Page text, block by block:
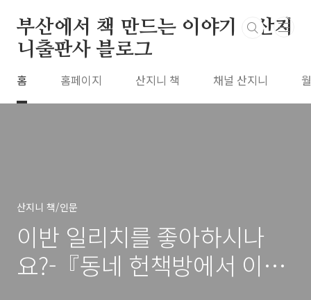
부산에서 책 만드는 이야기 : 산지
니출판사 블로그
홈 홈페이지 산지니 책 채널 산지니
산지니 책/인문
이반 일리치를 좋아하시나
요?-『동네 헌책방에서 이반